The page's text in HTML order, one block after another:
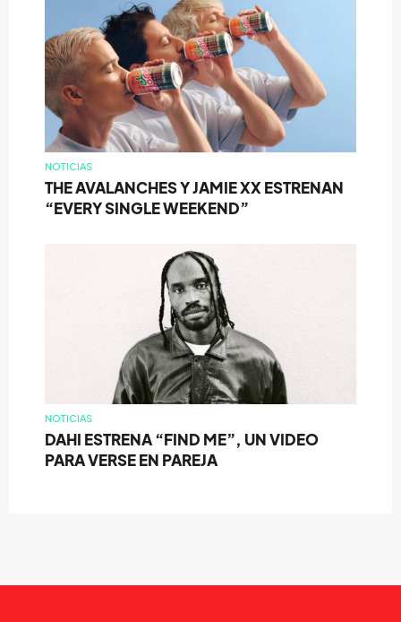
NOTICIAS
THE AVALANCHES Y JAMIE XX ESTRENAN
“EVERY SINGLE WEEKEND”
NOTICIAS
DAHI ESTRENA “FIND ME”, UN VIDEO
PARA VERSE EN PAREJA